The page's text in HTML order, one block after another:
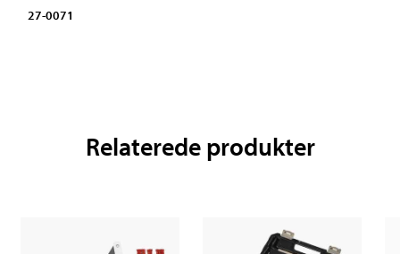
27-0071
Relaterede produkter